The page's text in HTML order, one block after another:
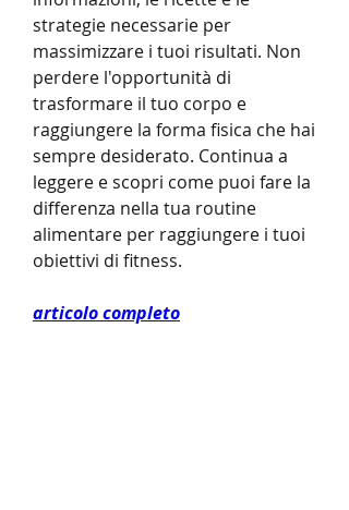
strategie necessarie per
massimizzare i tuoi risultati. Non
perdere l'opportunità di
trasformare il tuo corpo e
raggiungere la forma fisica che hai
sempre desiderato. Continua a
leggere e scopri come puoi fare la
differenza nella tua routine
alimentare per raggiungere i tuoi
obiettivi di fitness.
articolo completo